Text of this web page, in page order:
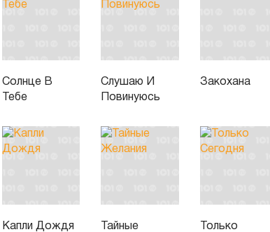
Солнце В
Тебе
Слушаю И
Повинуюсь
Закохана
Капли Дождя
Тайные
Только